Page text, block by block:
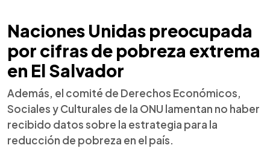
Naciones Unidas preocupada
por cifras de pobreza extrema
en El Salvador
Además, el comité de Derechos Económicos,
Sociales y Culturales de la ONU lamentan no haber
recibido datos sobre la estrategia para la
reducción de pobreza en el país.